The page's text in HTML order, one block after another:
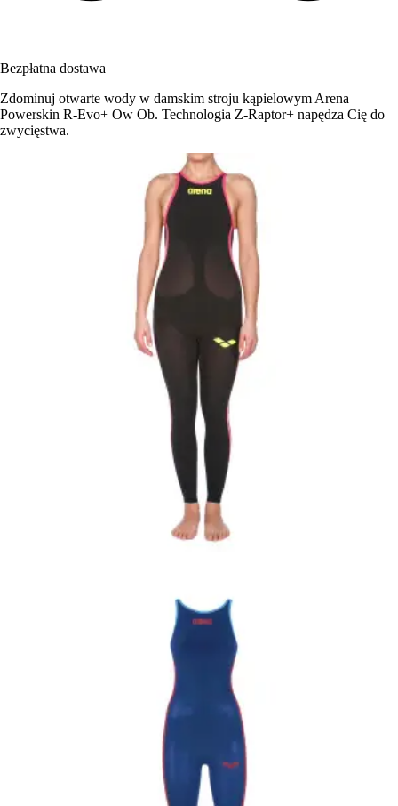
Bezpłatna dostawa
Zdominuj otwarte wody w damskim stroju kąpielowym Arena
Powerskin R-Evo+ Ow Ob. Technologia Z-Raptor+ napędza Cię do
zwycięstwa.